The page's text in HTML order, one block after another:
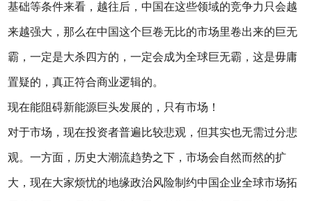
基础等条件来看，越往后，中国在这些领域的竞争力只会越
来越强大，那么在中国这个巨卷无比的市场里卷出来的巨无
霸，一定是大杀四方的，一定会成为全球巨无霸，这是毋庸
置疑的，真正符合商业逻辑的。
现在能阻碍新能源巨头发展的，只有市场！
对于市场，现在投资者普遍比较悲观，但其实也无需过分悲
观。一方面，历史大潮流趋势之下，市场会自然而然的扩
大，现在大家烦忧的地缘政治风险制约中国企业全球市场拓